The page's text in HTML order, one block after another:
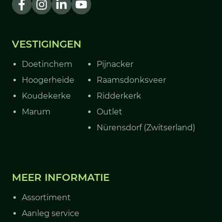
VESTIGINGEN
Doetinchem
Hoogerheide
Koudekerke
Marum
Pijnacker
Raamsdonksveer
Ridderkerk
Outlet
Nürensdorf (Zwitserland)
MEER INFORMATIE
Assortiment
Aanleg service